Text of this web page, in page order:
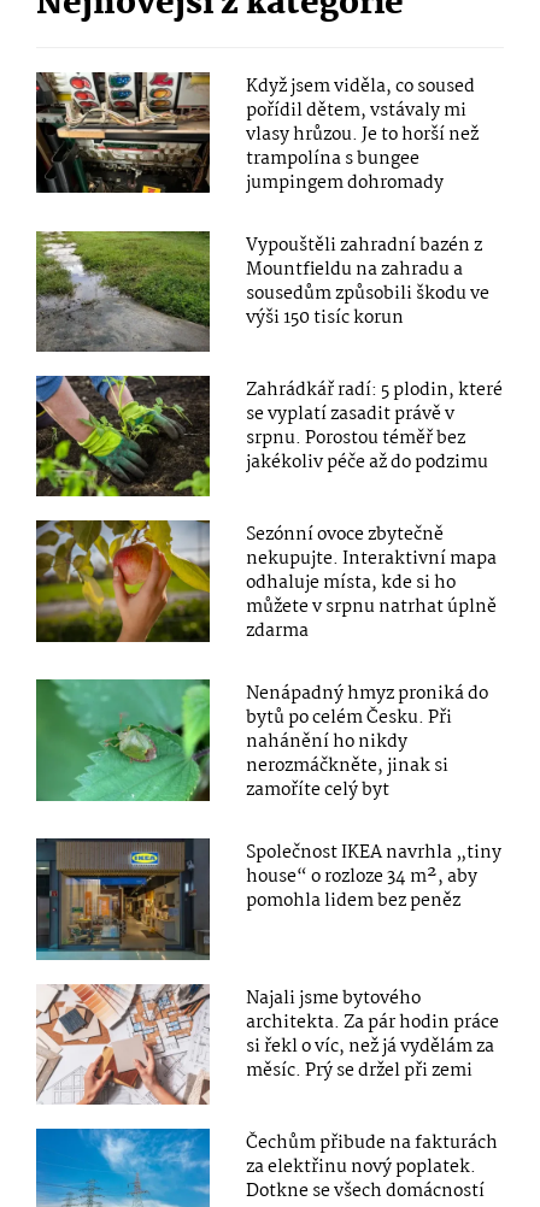
Když jsem viděla, co soused
pořídil dětem, vstávaly mi
vlasy hrůzou. Je to horší než
trampolína s bungee
jumpingem dohromady
Vypouštěli zahradní bazén z
Mountfieldu na zahradu a
sousedům způsobili škodu ve
výši 150 tisíc korun
Zahrádkář radí: 5 plodin, které
se vyplatí zasadit právě v
srpnu. Porostou téměř bez
jakékoliv péče až do podzimu
Sezónní ovoce zbytečně
nekupujte. Interaktivní mapa
odhaluje místa, kde si ho
můžete v srpnu natrhat úplně
zdarma
Nenápadný hmyz proniká do
bytů po celém Česku. Při
nahánění ho nikdy
nerozmáčkněte, jinak si
zamoříte celý byt
Společnost IKEA navrhla „tiny
house“ o rozloze 34 m², aby
pomohla lidem bez peněz
Najali jsme bytového
architekta. Za pár hodin práce
si řekl o víc, než já vydělám za
měsíc. Prý se držel při zemi
Čechům přibude na fakturách
za elektřinu nový poplatek.
Dotkne se všech domácností